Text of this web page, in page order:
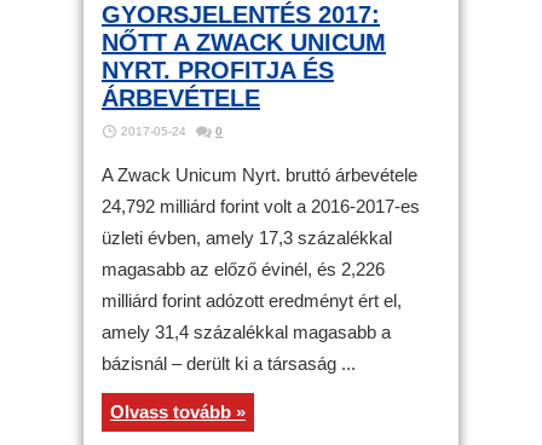
GYORSJELENTÉS 2017:
NŐTT A ZWACK UNICUM
NYRT. PROFITJA ÉS
ÁRBEVÉTELE
2017-05-24 0
A Zwack Unicum Nyrt. bruttó árbevétele
24,792 milliárd forint volt a 2016-2017-es
üzleti évben, amely 17,3 százalékkal
magasabb az előző évinél, és 2,226
milliárd forint adózott eredményt ért el,
amely 31,4 százalékkal magasabb a
bázisnál – derült ki a társaság ...
Olvass tovább »